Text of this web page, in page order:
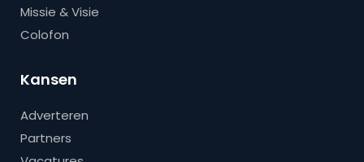
Missie & Visie
Colofon
Kansen
Adverteren
Partners